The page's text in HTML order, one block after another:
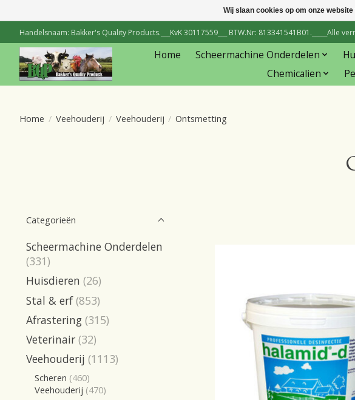
Handelsnaam: Bakker's Quality Products.___KvK 30117559___ BTW.Nr: 813341541B01._____Alle
Home Scheermachine Onderdelen
Chemicalien
Home / Veehouderij / Veehouderij / Ontsmetting
Categorieën
Scheermachine Onderdelen
(331)
Huisdieren (26)
Stal & erf (853)
Afrastering (315)
Veterinair (32)
Veehouderij (1113)
Scheren (460)
Veehouderij (470)
Wij slaan cookies op om onze